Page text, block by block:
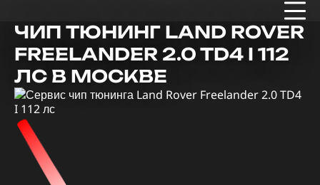
ЧИП ТЮНИНГ LAND ROVER
FREELANDER 2.0 TD4 I 112
ЛС В МОСКВЕ